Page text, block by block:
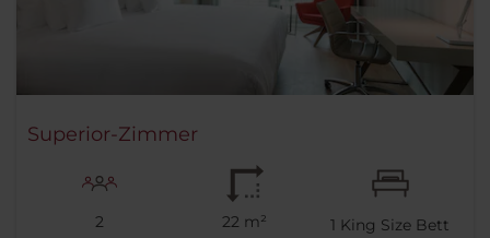
Superior-Zimmer
2 22 m² 1 King Size Bett